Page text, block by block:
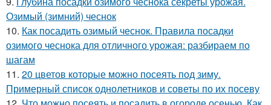
Озимый (зимний) чеснок
10. Как посадить озимый чеснок. Правила посадки
озимого чеснока для отличного урожая: разбираем по
шагам
11. 20 цветов которые можно посеять под зиму.
Примерный список однолетников и советы по их посеву